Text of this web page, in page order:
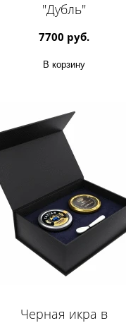
"Дубль"
7700 руб.
В корзину
Черная икра в